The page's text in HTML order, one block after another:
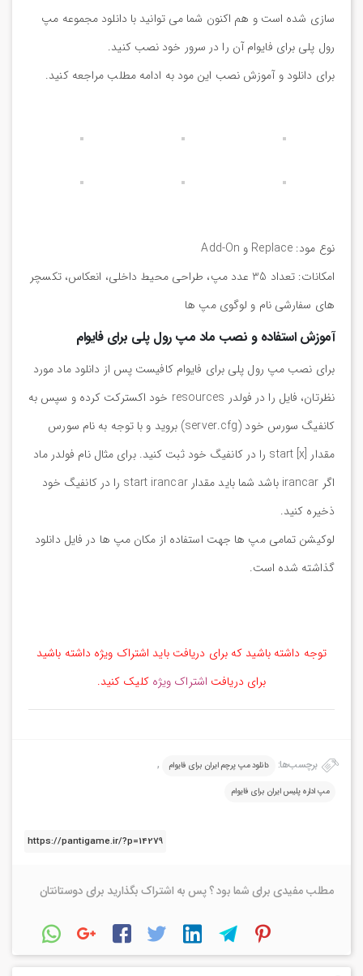
سازی شده است و هم اکنون شما می توانید با دانلود مجموعه مپ
رول پلی برای فایوام آن را در سرور خود نصب کنید.
برای دانلود و آموزش نصب این مود به ادامه مطلب مراجعه کنید.
نوع مود: Replace و Add-On
امکانات: تعداد 35 عدد مپ، طراحی محیط داخلی، انعکاس، تکسچر
های سفارشی نام و لوگوی مپ ها
آموزش استفاده و نصب ماد مپ رول پلی برای فایوام
برای نصب مپ رول پلی برای فایوام کافیست پس از دانلود ماد مورد
نظرتان، فایل را در فولدر resources خود اکسترکت کرده و سپس به
کانفیگ سورس خود (server.cfg) بروید و با توجه به نام سورس
مقدار start [x] را در کانفیگ خود ثبت کنید. برای مثال نام فولدر ماد
اگر irancar باشد شما باید مقدار start irancar را در کانفیگ خود
ذخیره کنید.
لوکیشن تمامی مپ ها جهت استفاده از مکان مپ ها در فایل دانلود
گذاشته شده است.
توجه داشته باشید که برای دریافت باید اشتراک ویژه داشته باشید
برای دریافت اشتراک ویژه کلیک کنید.
برچسب‌ها: دانلود مپ پرچم ایران برای فایوام ,
مپ اداره پلیس ایران برای فایوام
مطلب مفیدی برای شما بود ؟ پس به اشتراک بگذارید برای دوستانتان